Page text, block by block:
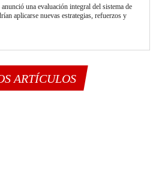
una evaluación integral del sistema de
aplicarse nuevas estrategias, refuerzos y
ARTÍCULOS